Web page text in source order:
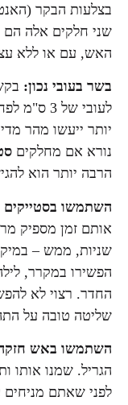
בצלעות הבקר
שני חלקים אלה הם
האש, עם או ללא
בשר בעובי נכון:בקשו
יותר ייעשו מהר מדי
נורא אם מחלקים
הרבה יותר הוא
השתמשו בסטייקים
אותם זמן מספיק
שניות, ממש –
הפשירו במקרר,
החדר. רצוי לא
שליטה טובה על
השתמשו באש חזקה
הגריל. שמנו אותו
לפני שאתם מניחים